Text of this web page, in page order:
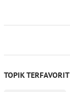
TOPIK TERFAVORIT